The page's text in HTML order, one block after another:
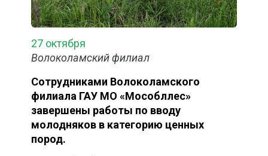
27 октября
Волоколамский филиал
Сотрудниками Волоколамского
филиала ГАУ МО «Мособллес»
завершены работы по вводу
молодняков в категорию ценных
пород.